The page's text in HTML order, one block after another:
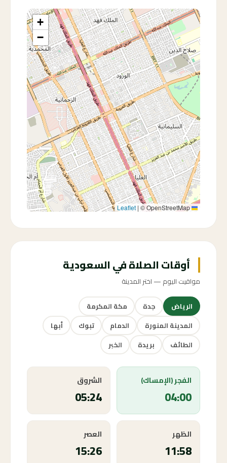
+
−
Leaflet
| © OpenStreetMap
أوقات الصلاة في السعودية
مواقيت اليوم — اختر المدينة
الرياض جدة
مكة المكرمة
المدينة المنورة
الدمام تبوك
أبها
الطائف
بريدة الخبر
الفجر (الإمساك)
04:00
الشروق
05:24
الظهر
11:58
العصر
15:26